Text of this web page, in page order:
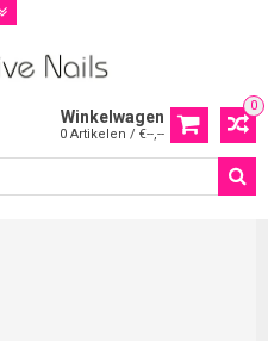
0
Winkelwagen
0 Artikelen / €--,--